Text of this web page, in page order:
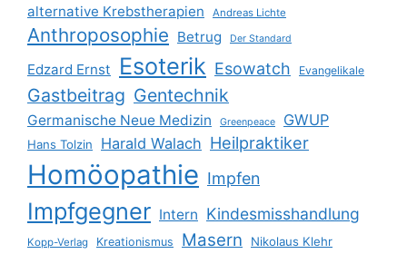
alternative Krebstherapien Andreas Lichte
Anthroposophie Betrug Der Standard
Edzard Ernst Esoterik Esowatch Evangelikale
Gastbeitrag Gentechnik
Germanische Neue Medizin Greenpeace GWUP
Hans Tolzin Harald Walach Heilpraktiker
Homöopathie Impfen
Impfgegner Intern Kindesmisshandlung
Kopp-Verlag Kreationismus Masern Nikolaus Klehr